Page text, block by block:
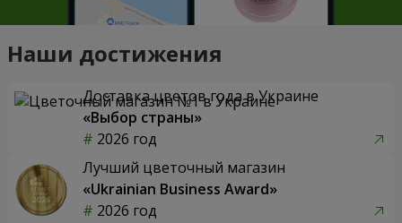
Наши достижения
Доставка цветов года в Украине
«Выбор страны»
2026 год
Лучший цветочный магазин
«Ukrainian Business Award»
2026 год